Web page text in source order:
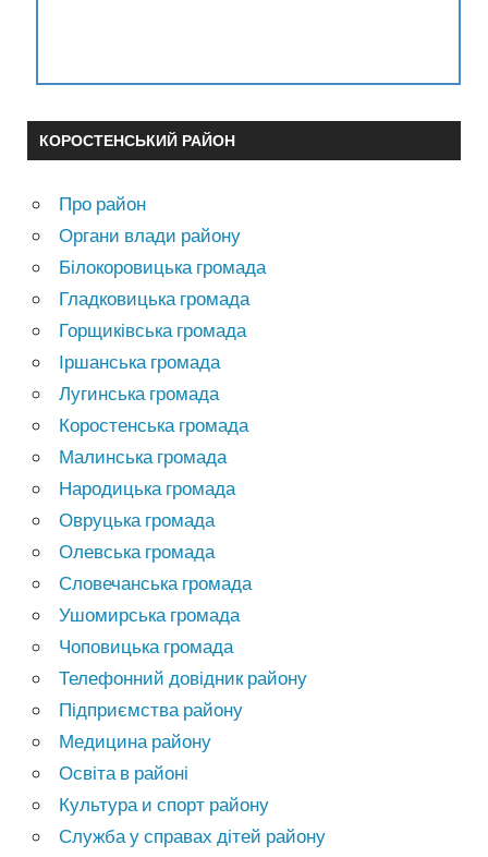
КОРОСТЕНСЬКИЙ РАЙОН
Про район
Органи влади району
Білокоровицька громада
Гладковицька громада
Горщиківська громада
Іршанська громада
Лугинська громада
Коростенська громада
Малинська громада
Народицька громада
Овруцька громада
Олевська громада
Словечанська громада
Ушомирська громада
Чоповицька громада
Телефонний довідник району
Підприємства району
Медицина району
Освіта в районі
Культура и спорт району
Служба у справах дітей району